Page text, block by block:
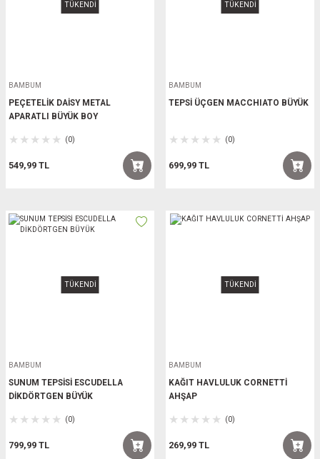
TÜKENDİ
BAMBUM
PEÇETELİK DAİSY METAL
APARATLI BÜYÜK BOY
(0)
549,99 TL
TÜKENDİ
BAMBUM
TEPSİ ÜÇGEN MACCHIATO BÜYÜK
(0)
699,99 TL
TÜKENDİ
BAMBUM
SUNUM TEPSİSİ ESCUDELLA
DİKDÖRTGEN BÜYÜK
(0)
799,99 TL
TÜKENDİ
BAMBUM
KAĞIT HAVLULUK CORNETTİ
AHŞAP
(0)
269,99 TL